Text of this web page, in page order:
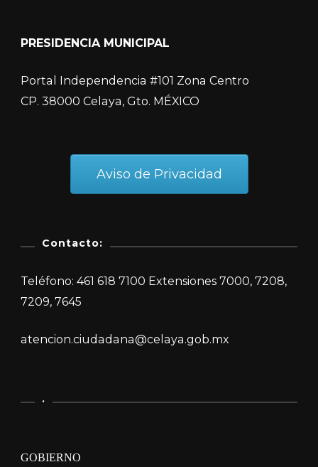
PRESIDENCIA MUNICIPAL
Portal Independencia #101 Zona Centro
CP. 38000 Celaya, Gto. MÉXICO
Aviso de Privacidad
Contacto:
Teléfono: 461 618 7100 Extensiones 7000, 7208,
7209, 7645
atencion.ciudadana@celaya.gob.mx
.
GOBIERNO